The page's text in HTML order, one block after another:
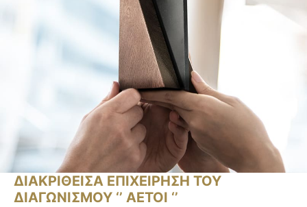
ΔΙΑΚΡΙΘΕΙΣΑ ΕΠΙΧΕΙΡΗΣΗ ΤΟΥ
ΔΙΑΓΩΝΙΣΜΟΥ ‘’ ΑΕΤΟΙ ‘’